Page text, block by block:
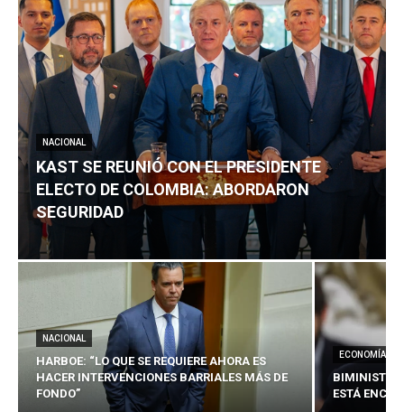
NACIONAL
KAST SE REUNIÓ CON EL PRESIDENTE
ELECTO DE COLOMBIA: ABORDARON
SEGURIDAD
NACIONAL
HARBOE: “LO QUE SE REQUIERE AHORA ES
HACER INTERVENCIONES BARRIALES MÁS DE
FONDO”
ECONOMÍA
BIMINISTRO
ESTÁ